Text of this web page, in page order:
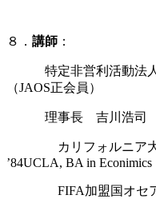
８． 講師 ：
特定非営利活動法人
（JAOS正会員）
理事長 吉川浩司
カリフォルニア大
’84UCLA, BA in Econimics
FIFA加盟国オセアニ